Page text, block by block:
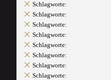
Schlagworte:
Schlagworte:
Schlagworte:
Schlagworte:
Schlagworte:
Schlagworte:
Schlagworte:
Schlagworte: